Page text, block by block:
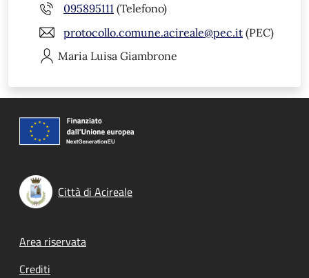
095895111 (Telefono)
protocollo.comune.acireale@pec.it (PEC)
Maria Luisa Giambrone
Città di Acireale
Footer menu
Area riservata
Crediti